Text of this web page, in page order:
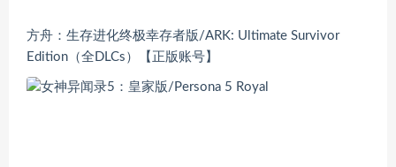
方舟：生存进化终极幸存者版/ARK: Ultimate Survivor
Edition（全DLCs）【正版账号】